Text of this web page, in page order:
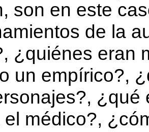
son en este
de la
¿quiénes eran
un empírico?,
¿qué
médico?,